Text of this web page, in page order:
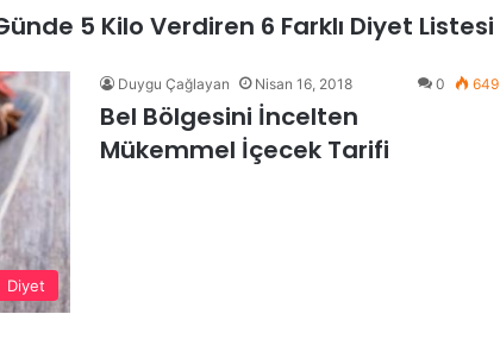
5 Kilo Verdiren 6 Farklı Diyet Listesi
Diyet
Duygu Çağlayan Nisan 16, 2018 0 649
Bel Bölgesini İncelten
Mükemmel İçecek Tarifi